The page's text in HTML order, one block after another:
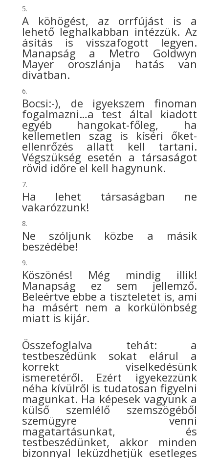
A köhögést, az orrfújást is a
lehető leghalkabban intézzük. Az
ásítás is visszafogott legyen.
Manapság a Metro Goldwyn
Mayer oroszlánja hatás van
divatban.
Bocsi:-), de igyekszem finoman
fogalmazni…a test által kiadott
egyéb hangokat-főleg, ha
kellemetlen szag is kíséri őket-
ellenrőzés allatt kell tartani.
Végszükség esetén a társaságot
rövid időre el kell hagynunk.
Ha lehet társaságban ne
vakarózzunk!
Ne szóljunk közbe a másik
beszédébe!
Köszönés! Még mindig illik!
Manapság ez sem jellemző.
Beleértve ebbe a tiszteletet is, ami
ha másért nem a korkülönbség
miatt is kijár.
Összefoglalva tehát: a
testbeszédünk sokat elárul a
korrekt viselkedésünk
ismeretéről. Ezért igyekezzünk
néha kívülről is tudatosan figyelni
magunkat. Ha képesek vagyunk a
külső szemlélő szemszögéből
szemügyre venni
magatartásunkat, és
testbeszédünket, akkor minden
bizonnyal leküzdhetjük esetleges